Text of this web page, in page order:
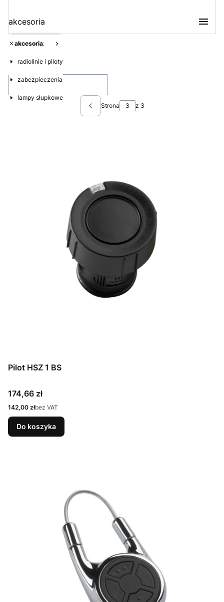
akcesoria
akcesoria:
radiolinie i piloty
zabezpieczenia
lampy słupkowe
Produkty:68
Lista produktów
Sortowanie:
Domyślne
Poprzednie produkty
Strona z 3
Pilot HSZ 1 BS
Cena
174,66 zł
Cena
142,00 złbez VAT
Do koszyka